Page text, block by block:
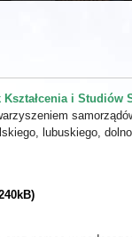
i Studiów
lubuskiego,